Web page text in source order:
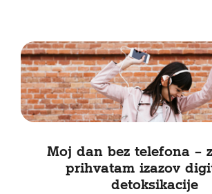
Moj dan bez telefona –
prihvatam izazov
detoksikacije